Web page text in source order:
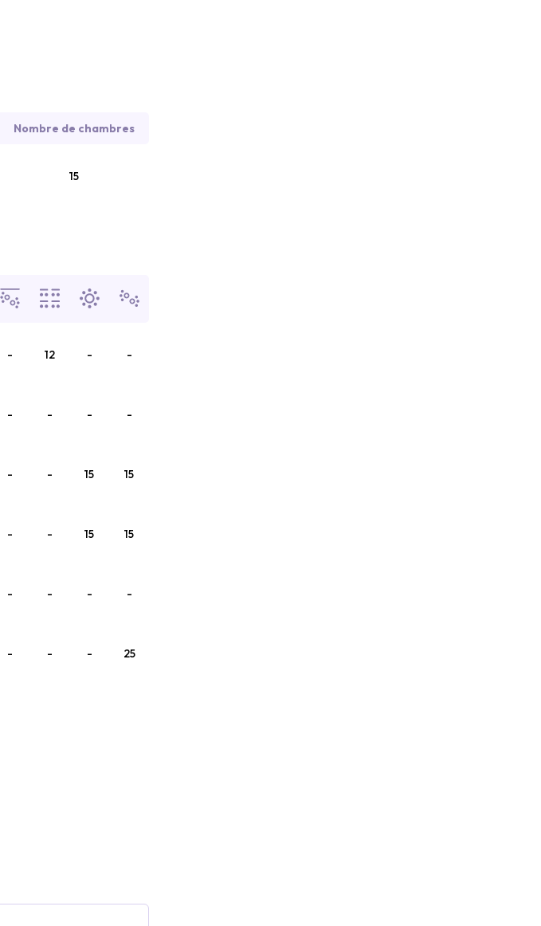
Nombre de chambres
15
- 12 - -
- - - -
- - 15 15
- - 15 15
- - - -
- - - 25